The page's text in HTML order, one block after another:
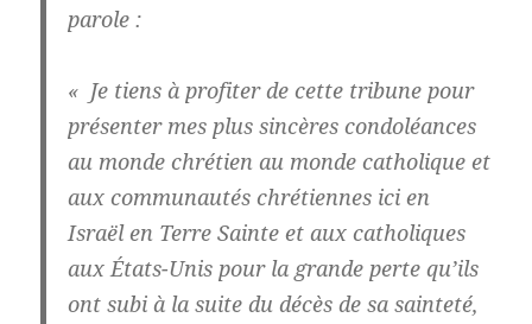
parole :
« Je tiens à profiter de cette tribune pour
présenter mes plus sincères condoléances
au monde chrétien au monde catholique et
aux communautés chrétiennes ici en
Israël en Terre Sainte et aux catholiques
aux États-Unis pour la grande perte qu’ils
ont subi à la suite du décès de sa sainteté,